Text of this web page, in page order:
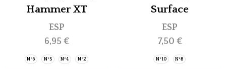
Hammer XT
ESP
6,95 €
Nº6 Nº5 Nº4 Nº2
Surface
ESP
7,50 €
Nº10 Nº8